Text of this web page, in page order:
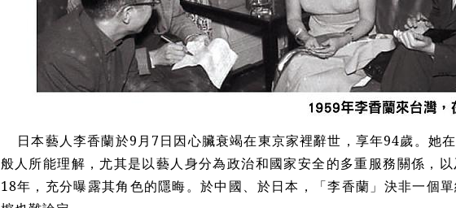
日本藝人李香蘭於9月7日因心臟衰竭在東京家裡辭世，享年94歲。她
般人所能理解，尤其是以藝人身分為政治和國家安全的多重服務關係，
18年，充分曝露其角色的隱晦。於中國、於日本，「李香蘭」決非一個